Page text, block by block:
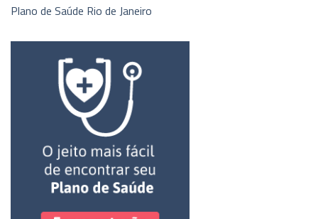
Plano de Saúde Rio de Janeiro